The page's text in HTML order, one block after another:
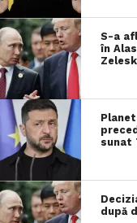
S-a
în
sunat
după